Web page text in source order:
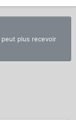
plus recevoir